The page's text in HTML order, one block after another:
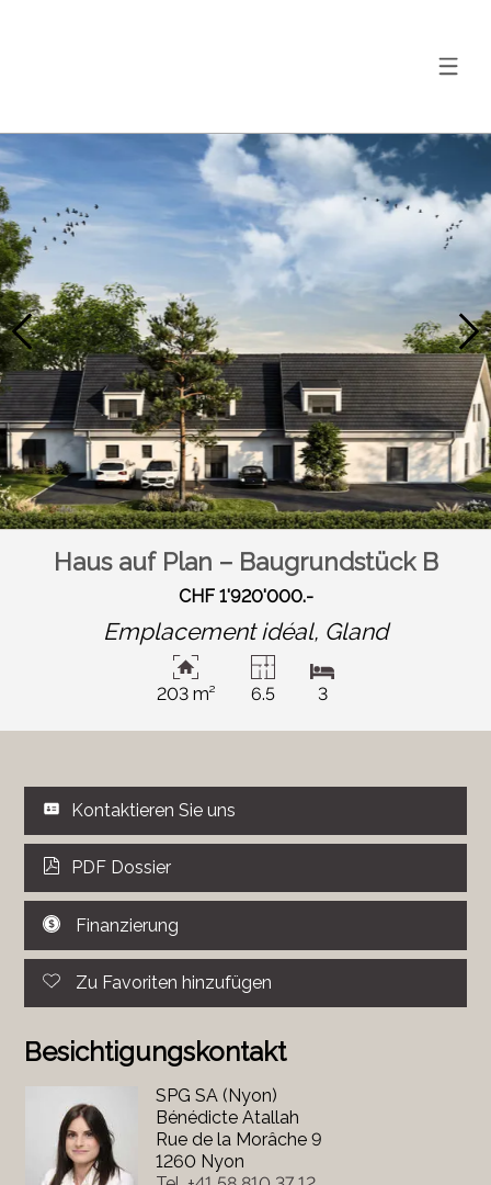
Haus auf Plan – Baugrundstück B
CHF 1'920'000.-
Emplacement idéal, Gland
203 m² 6.5 3
Kontaktieren Sie uns
PDF Dossier
Finanzierung
Zu Favoriten hinzufügen
Besichtigungskontakt
SPG SA (Nyon)
Bénédicte Atallah
Rue de la Morâche 9
1260 Nyon